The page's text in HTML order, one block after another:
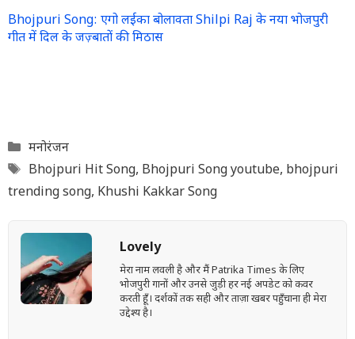
Bhojpuri Song: एगो लईका बोलावता Shilpi Raj के नया भोजपुरी
गीत में दिल के जज़्बातों की मिठास
Categories
मनोरंजन
Tags
Bhojpuri Hit Song, Bhojpuri Song youtube, bhojpuri
trending song, Khushi Kakkar Song
Lovely
मेरा नाम लवली है और मैं Patrika Times के लिए
भोजपुरी गानों और उनसे जुड़ी हर नई अपडेट को कवर
करती हूँ। दर्शकों तक सही और ताज़ा खबर पहुँचाना ही मेरा
उद्देश्य है।